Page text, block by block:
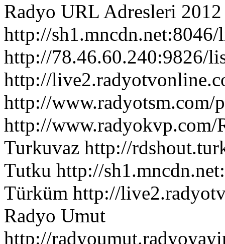
Radyo URL Adresleri
http://
http://78.46.60.240:9826/
http://
http://www.radyotsm.com/
http://www.radyokvp.com/
Turkuvaz http://
Tutku http://
Türküm http://
Radyo Umut
http://